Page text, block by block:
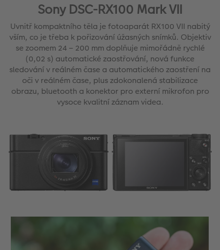
Sony DSC-RX100 Mark VII
Uvnitř kompaktního těla je fotoaparát RX100 VII nabitý
vším, co je třeba k pořizování úžasných snímků. Objektiv
se zoomem 24 – 200 mm doplňuje mimořádně rychlé
(0,02 s) automatické zaostřování, nová funkce
sledování v reálném čase a automatického zaostření na
oči v reálném čase, plus zdokonalená stabilizace
obrazu, bluetooth a konektor pro externí mikrofon pro
vysoce kvalitní záznam videa.